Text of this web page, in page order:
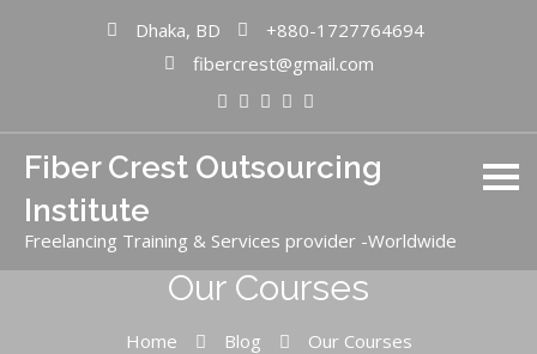
Dhaka, BD
+880-1727764694
fibercrest@gmail.com
Fiber Crest Outsourcing
Institute
Freelancing Training & Services provider -Worldwide
Our Courses
Home Blog Our Courses